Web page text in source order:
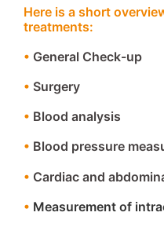
Here is a short
treatments:
• General Check-up
• Surgery
• Blood analysis
• Blood pressure
• Cardiac and
• Measurement of